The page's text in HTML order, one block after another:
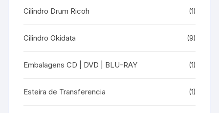
Cilindro Drum Ricoh (1)
Cilindro Okidata (9)
Embalagens CD | DVD | BLU-RAY (1)
Esteira de Transferencia (1)